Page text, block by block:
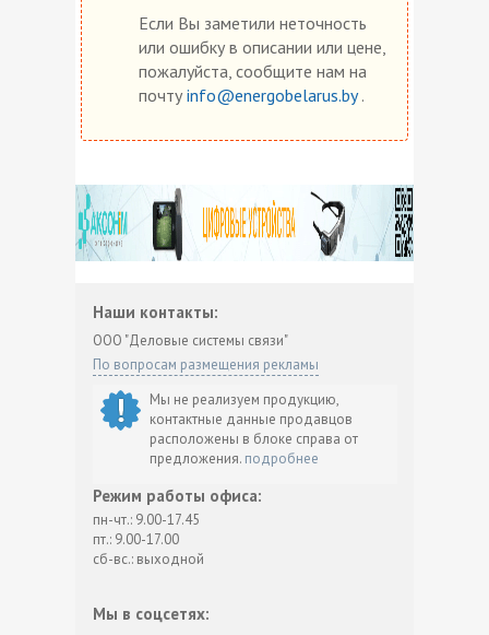
Если Вы заметили неточность
или ошибку в описании или цене,
пожалуйста, сообщите нам на
почту info@energobelarus.by.
Наши контакты:
ООО "Деловые системы связи"
По вопросам размещения рекламы
Мы не реализуем продукцию,
контактные данные продавцов
расположены в блоке справа от
предложения. подробнее
Режим работы офиса:
пн-чт.: 9.00-17.45
пт.: 9.00-17.00
сб-вс.: выходной
Мы в соцсетях: